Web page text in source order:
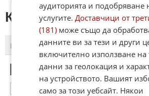
КОМЕНТАРИ КЪМ
ПОСЛЕДНИ ПЪРВИ
провинциалист
ОТГОВОР
аудиторията и подобряване
услугите.Доставчици от
(181) може също да
данните ви за тези и други
включително използване на
данни за геолокация и
на устройството. Вашият
само за този уебсайт. Някои